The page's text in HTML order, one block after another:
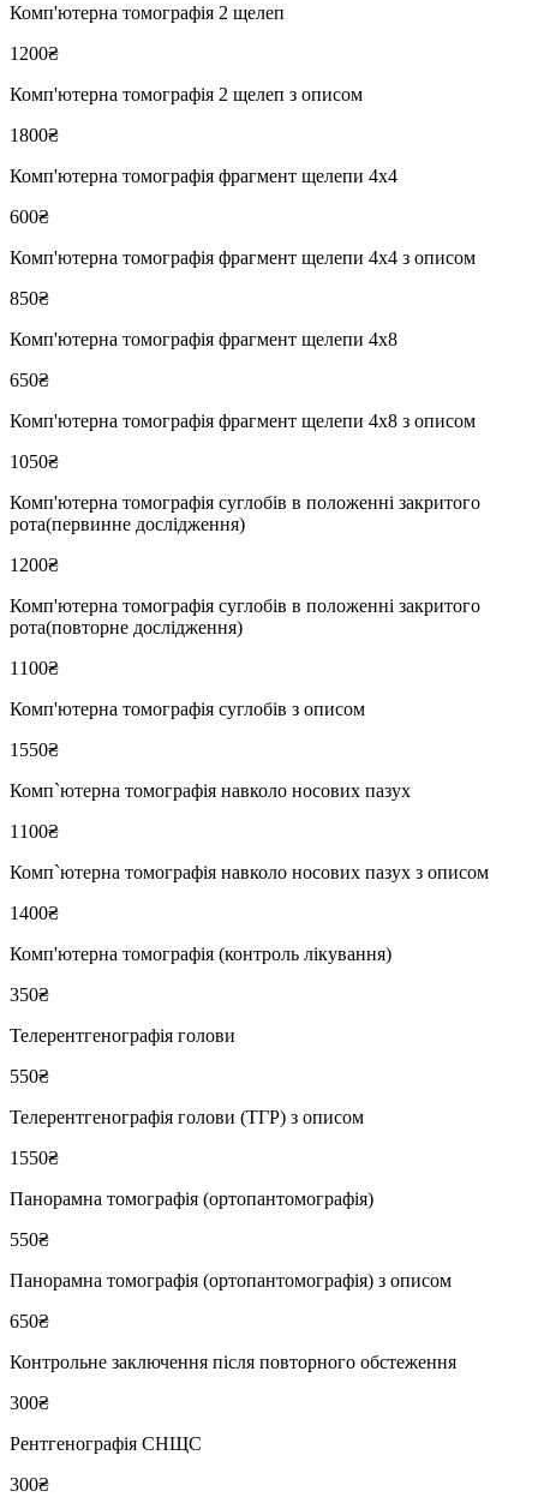
Комп'ютерна томографія 2 щелеп
1200₴
Комп'ютерна томографія 2 щелеп з описом
1800₴
Комп'ютерна томографія фрагмент щелепи 4х4
600₴
Комп'ютерна томографія фрагмент щелепи 4х4 з описом
850₴
Комп'ютерна томографія фрагмент щелепи 4х8
650₴
Комп'ютерна томографія фрагмент щелепи 4х8 з описом
1050₴
Комп'ютерна томографія суглобів в положенні закритого
рота(первинне дослідження)
1200₴
Комп'ютерна томографія суглобів в положенні закритого
рота(повторне дослідження)
1100₴
Комп'ютерна томографія суглобів з описом
1550₴
Комп`ютерна томографія навколо носових пазух
1100₴
Комп`ютерна томографія навколо носових пазух з описом
1400₴
Комп'ютерна томографія (контроль лікування)
350₴
Телерентгенографія голови
550₴
Телерентгенографія голови (ТГР) з описом
1550₴
Панорамна томографія (ортопантомографія)
550₴
Панорамна томографія (ортопантомографія) з описом
650₴
Контрольне заключення після повторного обстеження
300₴
Рентгенографія СНЩС
300₴